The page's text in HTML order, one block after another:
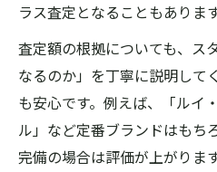
ラス査定となることもあります
査定額の根拠についても、ス
なるのか」を丁寧に説明して
も安心です。例えば、「ルイ
ル」など定番ブランドはもち
完備の場合は評価が上がりま